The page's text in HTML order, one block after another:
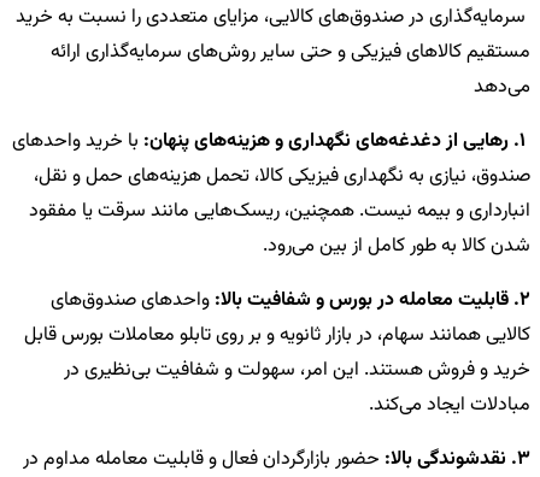
سرمایه‌گذاری در صندوق‌های کالایی، مزایای متعددی را نسبت به خرید
مستقیم کالاهای فیزیکی و حتی سایر روش‌های سرمایه‌گذاری ارائه
می‌دهد
1. رهایی از دغدغه‌های نگهداری و هزینه‌های پنهان:
با خرید واحدهای
صندوق، نیازی به نگهداری فیزیکی کالا، تحمل هزینه‌های حمل و نقل،
انبارداری و بیمه نیست. همچنین، ریسک‌هایی مانند سرقت یا مفقود
شدن کالا به طور کامل از بین می‌رود.
2. قابلیت معامله در بورس و شفافیت بالا:
واحدهای صندوق‌های
کالایی همانند سهام، در بازار ثانویه و بر روی تابلو معاملات بورس قابل
خرید و فروش هستند. این امر، سهولت و شفافیت بی‌نظیری در
مبادلات ایجاد می‌کند.
3. نقدشوندگی بالا:
حضور بازارگردان فعال و قابلیت معامله مداوم در